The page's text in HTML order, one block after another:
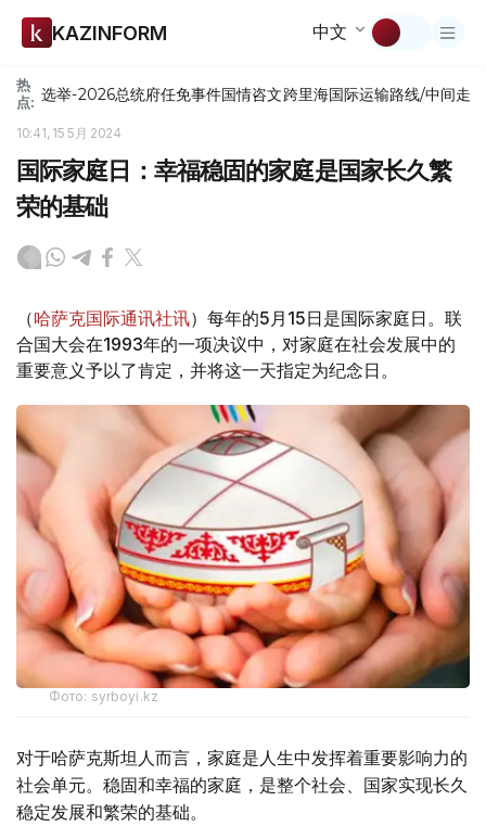
KAZINFORM 中文
热
点: 选举-2026总统府任免事件国情咨文跨里海国际运输路线/中间走廊
10:41, 15 5月 2024
国际家庭日：幸福稳固的家庭是国家长久繁
荣的基础
（哈萨克国际通讯社讯）每年的5月15日是国际家庭日。联
合国大会在1993年的一项决议中，对家庭在社会发展中的
重要意义予以了肯定，并将这一天指定为纪念日。
Фото: syrboyi.kz
对于哈萨克斯坦人而言，家庭是人生中发挥着重要影响力的
社会单元。稳固和幸福的家庭，是整个社会、国家实现长久
稳定发展和繁荣的基础。